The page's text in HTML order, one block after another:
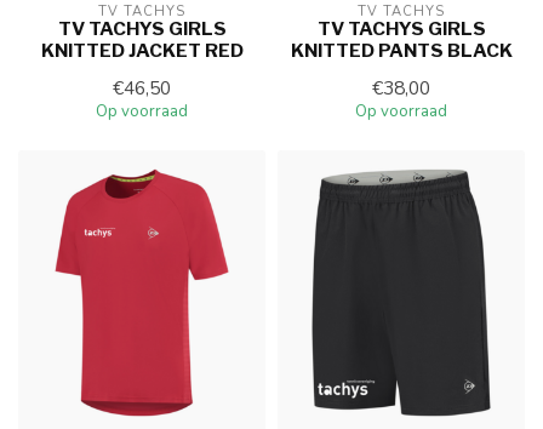
TV TACHYS
TV TACHYS GIRLS
KNITTED JACKET RED
€46,50
Op voorraad
TV TACHYS
TV TACHYS GIRLS
KNITTED PANTS BLACK
€38,00
Op voorraad